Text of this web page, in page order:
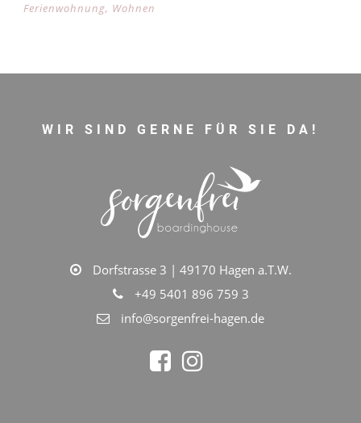
Ferienwohnung, Wohnen
WIR SIND GERNE FÜR SIE DA!
Dorfstrasse 3 | 49170 Hagen a.T.W.
+49 5401 896 759 3
info@sorgenfrei-hagen.de